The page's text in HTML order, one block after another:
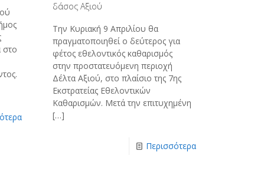
στο
δάσος Αξιού
Την Κυριακή 9 Απριλίου θα
πραγματοποιηθεί ο δεύτερος για
φέτος εθελοντικός καθαρισμός
στην προστατευόμενη περιοχή
Δέλτα Αξιού, στο πλαίσιο της 7ης
Εκστρατείας Εθελοντικών
Καθαρισμών. Μετά την επιτυχημένη
[…]
Περισσότερα